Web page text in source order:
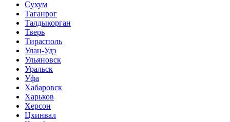
Сухум
Таганрог
Tалдыкорган
Тверь
Тирасполь
Улан-Удэ
Ульяновск
Уральск
Уфа
Хабаровск
Харьков
Херсон
Цхинвал